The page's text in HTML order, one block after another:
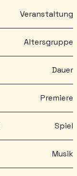
Veranstaltung
Altersgruppe
Dauer
Premiere
Spiel
Musik